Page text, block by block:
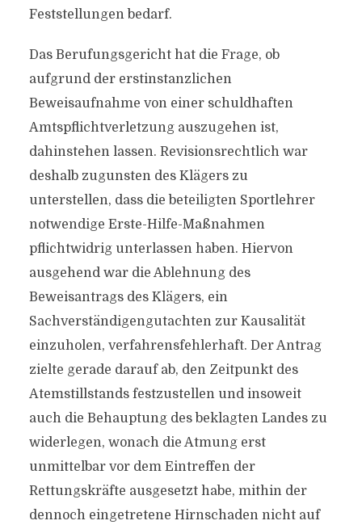
Feststellungen bedarf.
Das Berufungsgericht hat die Frage, ob
aufgrund der erstinstanzlichen
Beweisaufnahme von einer schuldhaften
Amtspflichtverletzung auszugehen ist,
dahinstehen lassen. Revisionsrechtlich war
deshalb zugunsten des Klägers zu
unterstellen, dass die beteiligten Sportlehrer
notwendige Erste-Hilfe-Maßnahmen
pflichtwidrig unterlassen haben. Hiervon
ausgehend war die Ablehnung des
Beweisantrags des Klägers, ein
Sachverständigengutachten zur Kausalität
einzuholen, verfahrensfehlerhaft. Der Antrag
zielte gerade darauf ab, den Zeitpunkt des
Atemstillstands festzustellen und insoweit
auch die Behauptung des beklagten Landes zu
widerlegen, wonach die Atmung erst
unmittelbar vor dem Eintreffen der
Rettungskräfte ausgesetzt habe, mithin der
dennoch eingetretene Hirnschaden nicht auf